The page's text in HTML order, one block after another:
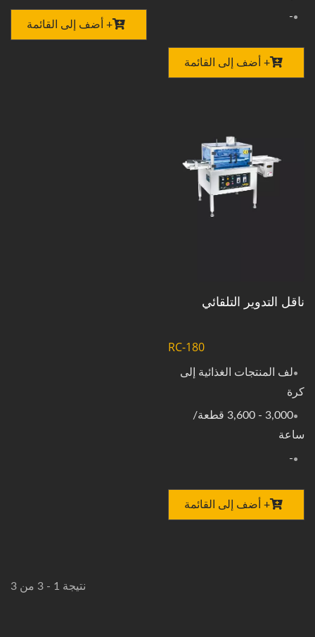
-
+ أضف إلى القائمة
+ أضف إلى القائمة
ناقل التدوير التلقائي
RC-180
لف المنتجات الغذائية إلى
كرة
3,000 - 3,600 قطعة/
ساعة
-
+ أضف إلى القائمة
نتيجة 1 - 3 من 3